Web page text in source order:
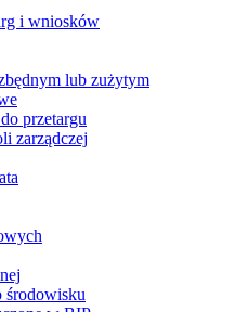
i wniosków
lub zużytym
przetargu
zarządczej
środowisku